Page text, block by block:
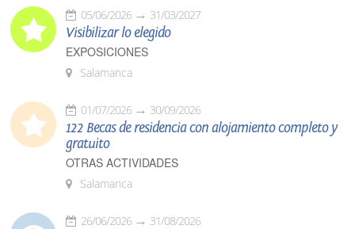
05/06/2026 31/03/2027
Visibilizar lo elegido
EXPOSICIONES
Salamanca
01/07/2026 30/09/2026
122 Becas de residencia con alojamiento completo y
gratuito
OTRAS ACTIVIDADES
Salamanca
26/06/2026 31/08/2026